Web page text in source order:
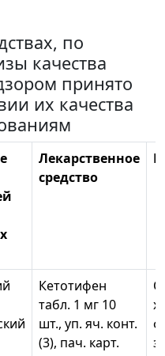
по
качества
принято
их качества
Лекарственное
средство
Кетотифен
табл. 1 мг 10
шт., уп. яч. конт.
(3), пач. карт.